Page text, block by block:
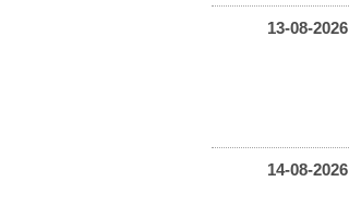
13-08-2026
14-08-2026